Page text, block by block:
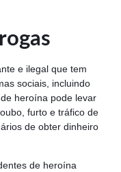
e ilegal que tem
sociais, incluindo
heroína pode levar
furto e tráfico de
de obter dinheiro
de heroína